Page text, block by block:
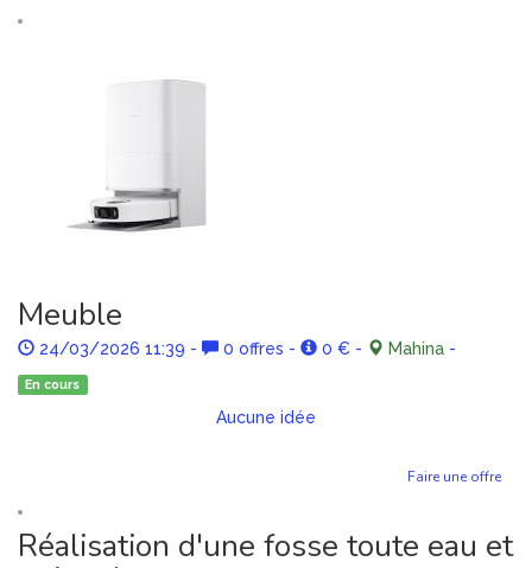
Meuble
24/03/2026 11:39 - 0 offres - 0 € - Mahina -
En cours
Aucune idée
Faire une offre
Réalisation d'une fosse toute eau et